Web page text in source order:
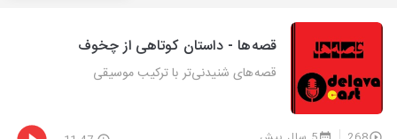
قصه‌ها - داستان کوتاهی از چخوف
قصه‌های شنیدنی‌تر با ترکیب موسیقی